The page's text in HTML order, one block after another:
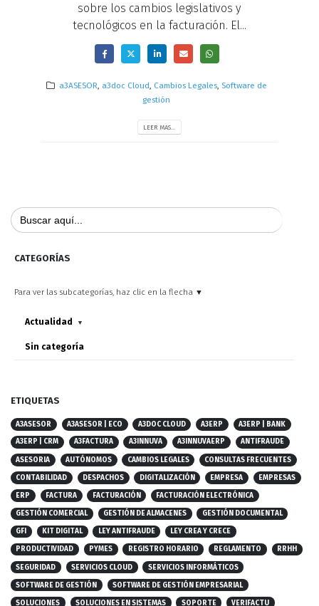
sobre los cambios legislativos y
tecnológicos en la facturación. El...
a3ASESOR, a3doc Cloud, Cambios Legales, Software de
gestión
LEER MAS...
Buscar:
CATEGORÍAS
Para ver las subcategorías, haz clic en la flecha ▼
Actualidad ▼
Sin categoría
ETIQUETAS
A3ASESOR A3ASESOR | ECO A3DOC CLOUD A3ERP A3ERP | BANK
A3ERP | CRM A3FACTURA A3INNUVA A3INNUVAERP ANTIFRAUDE
ASESORIA AUTÓNOMOS CAMBIOS LEGALES CONSULTAS FRECUENTES
CONTABILIDAD DESPACHOS DIGITALIZACIÓN EMPRESA EMPRESAS
ERP FACTURA FACTURACIÓN FACTURACIÓN ELECTRÓNICA
GESTIÓN COMERCIAL GESTIÓN DE ALMACENES GESTIÓN DOCUMENTAL
GFI KIT DIGITAL LEY ANTIFRAUDE LEY CREA Y CRECE
PRODUCTIVIDAD PYMES REGISTRO HORARIO REGLAMENTO RRHH
SEGURIDAD SERVICIOS CLOUD SERVICIOS INFORMÁTICOS
SOFTWARE DE GESTIÓN SOFTWARE DE GESTIÓN EMPRESARIAL
SOLUCIONES SOLUCIONES EN SISTEMAS SOPORTE VERIFACTU